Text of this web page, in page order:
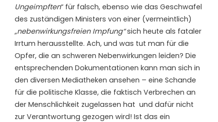
Ungeimpften“ für falsch, ebenso wie das Geschwafel
des zuständigen Ministers von einer (vermeintlich)
„nebenwirkungsfreien Impfung“sich heute als fataler
Irrtum herausstellte. Ach, und was tut man für die
Opfer, die an schweren Nebenwirkungen leiden? Die
entsprechenden Dokumentationen kann man sich in
den diversen Mediatheken ansehen – eine Schande
für die politische Klasse, die faktisch Verbrechen an
der Menschlichkeit zugelassen hat und dafür nicht
zur Verantwortung gezogen wird! Ist das ein